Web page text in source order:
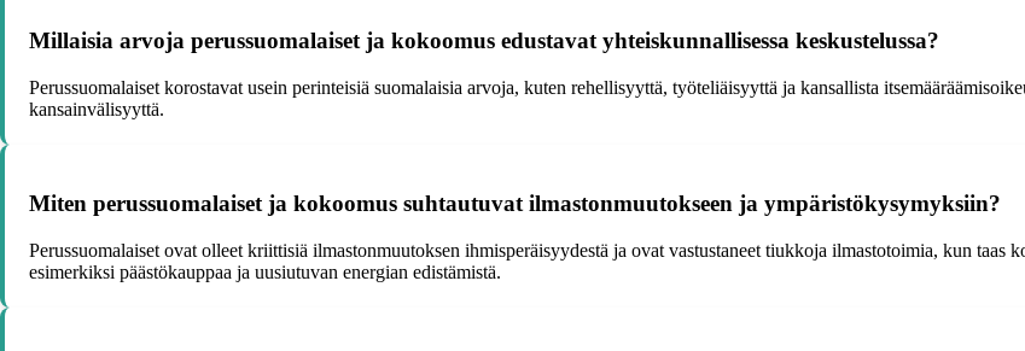
Millaisia arvoja perussuomalaiset ja kokoomus edustavat yhteiskunnallisessa keskustelussa?
Perussuomalaiset korostavat usein perinteisiä suomalaisia arvoja, kuten rehellisyyttä, työteliäisyyttä ja kansallista
kansainvälisyyttä.
Miten perussuomalaiset ja kokoomus suhtautuvat ilmastonmuutokseen ja ympäristökysymyksiin?
Perussuomalaiset ovat olleet kriittisiä ilmastonmuutoksen ihmisperäisyydestä ja ovat vastustaneet tiukkoja ilmastotoimia, kun taas
esimerkiksi päästökauppaa ja uusiutuvan energian edistämistä.